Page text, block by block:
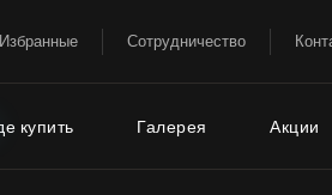
Избранные Сотрудничество
купить Галерея Акции